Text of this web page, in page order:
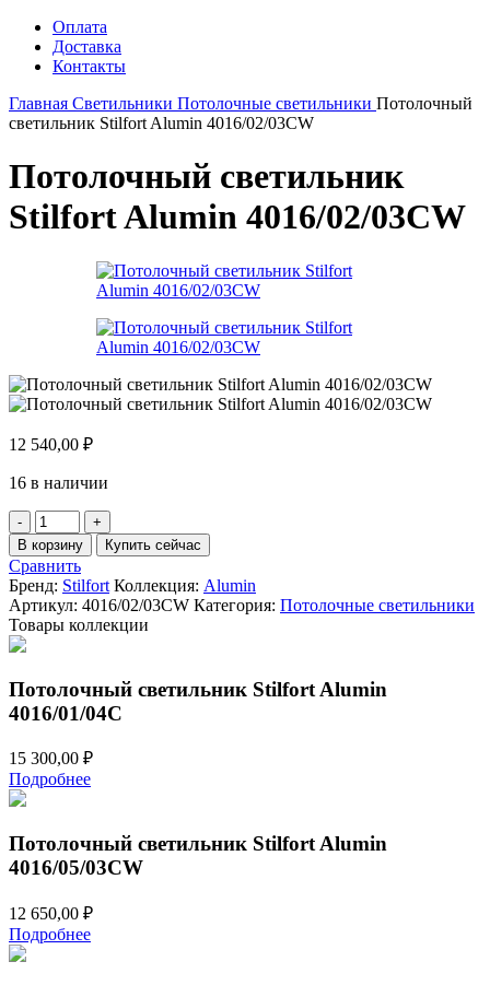
Оплата
Доставка
Контакты
Главная Светильники Потолочные светильники Потолочный
светильник Stilfort Alumin 4016/02/03CW
Потолочный светильник
Stilfort Alumin 4016/02/03CW
12 540,00 ₽
16 в наличии
Количество
товара
Потолочный
светильник
Stilfort
Alumin
4016/02/03CW
В корзину Купить сейчас
Сравнить
Бренд: Stilfort Коллекция: Alumin
Артикул: 4016/02/03CW Категория: Потолочные светильники
Товары коллекции
Потолочный светильник Stilfort Alumin
4016/01/04C
15 300,00 ₽
Подробнее
Потолочный светильник Stilfort Alumin
4016/05/03CW
12 650,00 ₽
Подробнее